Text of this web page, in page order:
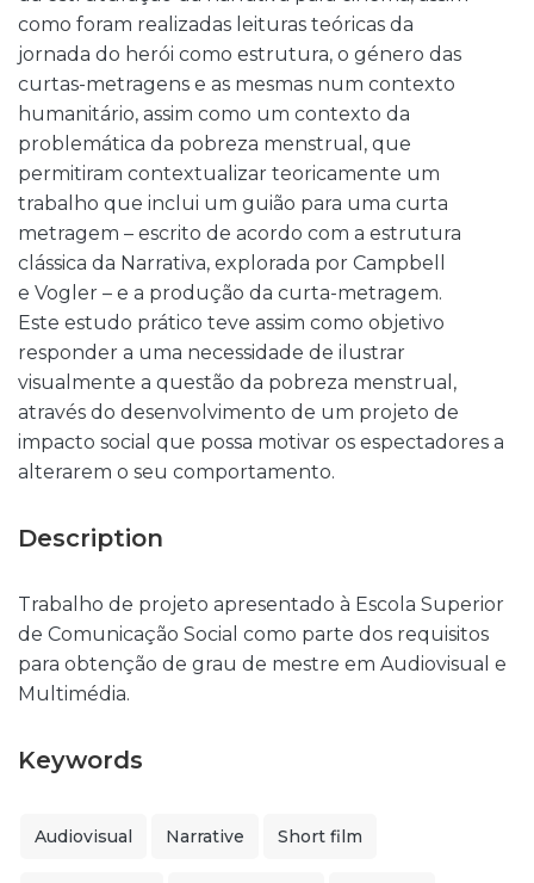
como foram realizadas leituras teóricas da
jornada do herói como estrutura, o género das
curtas-metragens e as mesmas num contexto
humanitário, assim como um contexto da
problemática da pobreza menstrual, que
permitiram contextualizar teoricamente um
trabalho que inclui um guião para uma curta
metragem – escrito de acordo com a estrutura
clássica da Narrativa, explorada por Campbell
e Vogler – e a produção da curta-metragem.
Este estudo prático teve assim como objetivo
responder a uma necessidade de ilustrar
visualmente a questão da pobreza menstrual,
através do desenvolvimento de um projeto de
impacto social que possa motivar os espectadores a
alterarem o seu comportamento.
Description
Trabalho de projeto apresentado à Escola Superior
de Comunicação Social como parte dos requisitos
para obtenção de grau de mestre em Audiovisual e
Multimédia.
Keywords
Audiovisual Narrative Short film